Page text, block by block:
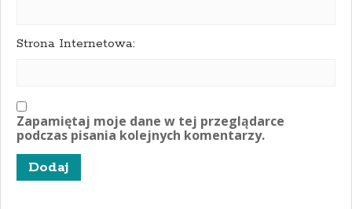
Strona Internetowa:
Zapamiętaj moje dane w tej przeglądarce
podczas pisania kolejnych komentarzy.